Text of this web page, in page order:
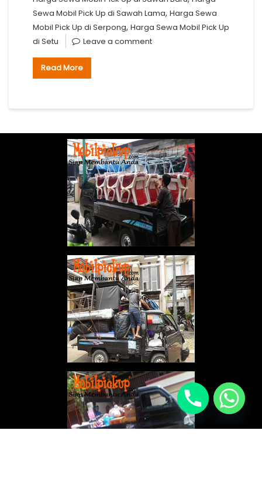
Sewa Mobil Pick Up di Sawah Lama, Harga Sewa
Mobil Pick Up di Serpong, Harga Sewa Mobil Pick Up
di Setu
Leave a comment
Read More